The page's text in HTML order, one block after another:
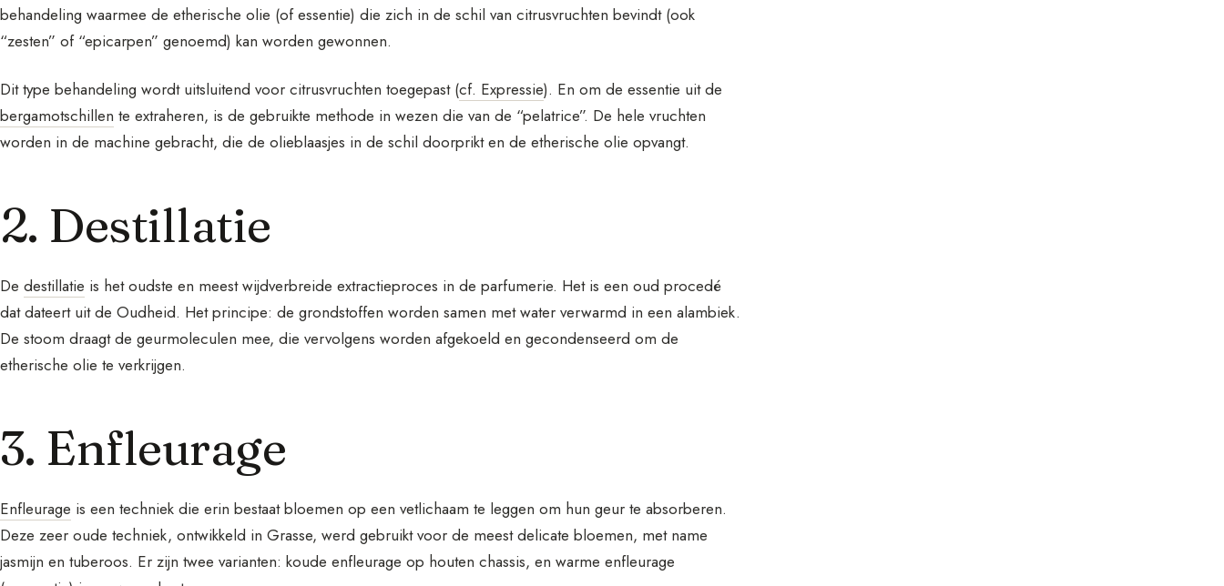
behandeling waarmee de etherische olie (of essentie) die zich in de schil van citrusvruchten bevindt (ook
“zesten” of “epicarpen” genoemd) kan worden gewonnen.
Dit type behandeling wordt uitsluitend voor citrusvruchten toegepast (cf. Expressie). En om de essentie uit de
bergamotschillen te extraheren, is de gebruikte methode in wezen die van de “pelatrice”. De hele vruchten
worden in de machine gebracht, die de olieblaasjes in de schil doorprikt en de etherische olie opvangt.
2. Destillatie
De destillatie is het oudste en meest wijdverbreide extractieproces in de parfumerie. Het is een oud procedé
dat dateert uit de Oudheid. Het principe: de grondstoffen worden samen met water verwarmd in een alambiek.
De stoom draagt de geurmoleculen mee, die vervolgens worden afgekoeld en gecondenseerd om de
etherische olie te verkrijgen.
3. Enfleurage
Enfleurage is een techniek die erin bestaat bloemen op een vetlichaam te leggen om hun geur te absorberen.
Deze zeer oude techniek, ontwikkeld in Grasse, werd gebruikt voor de meest delicate bloemen, met name
jasmijn en tuberoos. Er zijn twee varianten: koude enfleurage op houten chassis, en warme enfleurage